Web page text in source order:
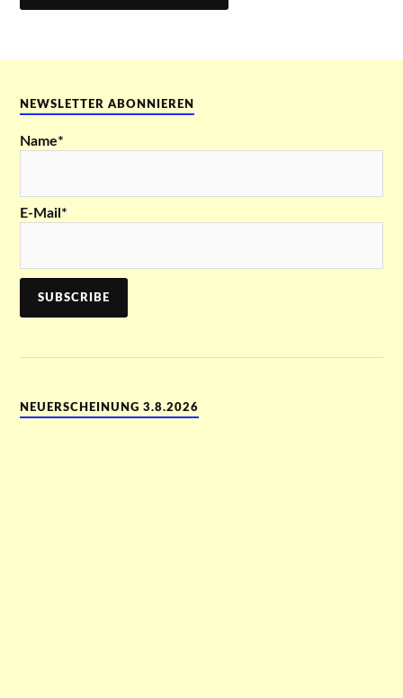
NEWSLETTER ABONNIEREN
Name*
E-Mail*
NEUERSCHEINUNG 3.8.2026